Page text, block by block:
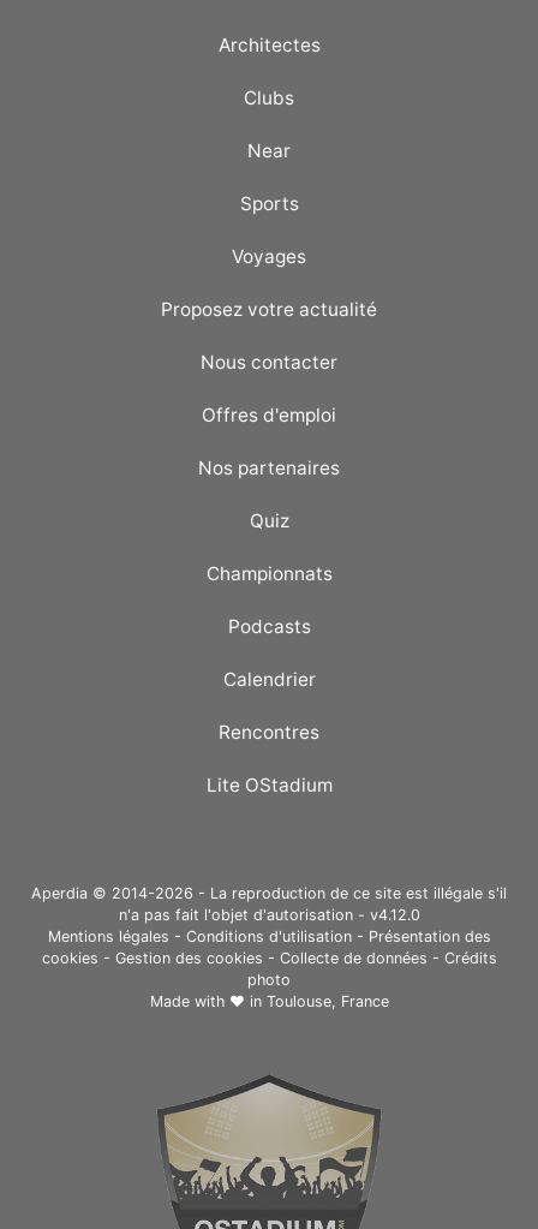
Architectes
Clubs
Near
Sports
Voyages
Proposez votre actualité
Nous contacter
Offres d'emploi
Nos partenaires
Quiz
Championnats
Podcasts
Calendrier
Rencontres
Lite OStadium
Aperdia © 2014-2026 - La reproduction de ce site est illégale s'il
n'a pas fait l'objet d'autorisation - v4.12.0
Mentions légales - Conditions d'utilisation- Présentation des
cookies - Gestion des cookies - Collecte de données - Crédits
photo
Made with ❤ in Toulouse, France